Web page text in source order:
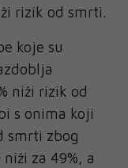
rizik od smrti.
koje su
niži rizik od
s onima koji
smrti zbog
za 49%, a